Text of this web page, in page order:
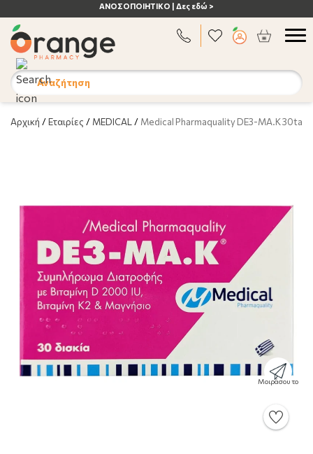
ΑΝΟΣΟΠΟΙΗΤΙΚΟ | Δες εδώ >
Αναζήτηση
Αρχική /Εταιρίες / MEDICAL / Medical Pharmaquality DE3-MA.K 30tabs
Μοιράσου το